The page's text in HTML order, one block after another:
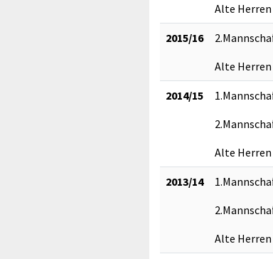
Alte Herren
2015/16
Alte Herren
2014/15
Alte Herren
2013/14
Alte Herren